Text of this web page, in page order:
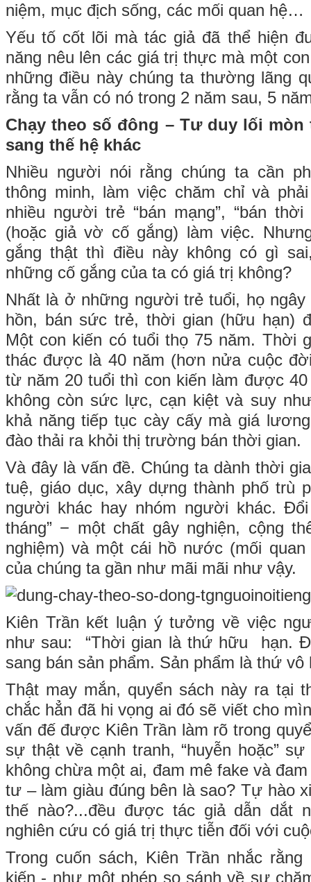
niệm, mục địch sống, các mối quan hệ…
Yếu tố cốt lõi mà tác giả đã thể hiện
năng nêu lên các giá trị thực mà một
những điều này chúng ta thường lãng
rằng ta vẫn có nó trong 2 năm sau, 5
Chạy theo số đông – Tư duy lối
sang thế hệ khác
Nhiều người nói rằng chúng ta cần
thông minh, làm việc chăm chỉ và
nhiều người trẻ “bán mạng”, “bán
(hoặc giả vờ cố gắng) làm việc.
gắng thật thì điều này không có gì
những cố gắng của ta có giá trị không?
Nhất là ở những người trẻ tuổi, họ
hồn, bán sức trẻ, thời gian (hữu hạn)
Một con kiến có tuổi thọ 75 năm. Thời
thác được là 40 năm (hơn nửa cuộc
từ năm 20 tuổi thì con kiến làm được
không còn sức lực, cạn kiệt và suy
khả năng tiếp tục cày cấy mà giá
đào thải ra khỏi thị trường bán thời gian.
Và đây là vấn đề. Chúng ta dành thời
tuệ, giáo dục, xây dựng thành phố trù
người khác hay nhóm người khác.
tháng” − một chất gây nghiện, cộng
nghiệm) và một cái hồ nước (mối
của chúng ta gần như mãi mãi như vậy.
Kiên Trần kết luận ý tưởng về việc
như sau: “Thời gian là thứ hữu hạn.
sang bán sản phẩm. Sản phẩm là thứ vô
Thật may mắn, quyển sách này ra tại
chắc hẳn đã hi vọng ai đó sẽ viết cho
vấn đế được Kiên Trần làm rõ trong
sự thật về cạnh tranh, “huyễn hoặc”
không chừa một ai, đam mê fake và
tư – làm giàu đúng bên là sao? Tự hào
thế nào?...đều được tác giả dẫn dắt
nghiên cứu có giá trị thực tiễn đối với
Trong cuốn sách, Kiên Trần nhắc
kiến - như một phép so sánh về sự